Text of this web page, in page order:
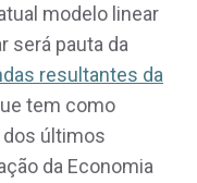
modelo linear
será pauta da
resultantes da
tem como
últimos
da Economia